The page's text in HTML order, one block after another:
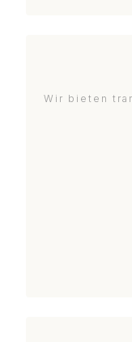
Wir bieten